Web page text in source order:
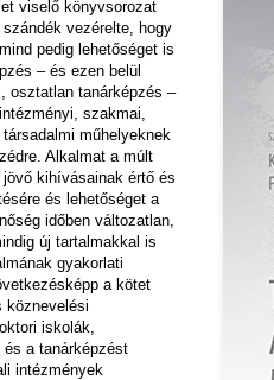
viselő könyvsorozat
vezérelte, hogy
pedig lehetőséget is
– és ezen belül
osztatlan tanárképzés –
szakmai,
műhelyeknek
Alkalmat a múlt
kihívásainak értő és
és lehetőséget a
időben változatlan,
új tartalmakkal is
gyakorlati
a kötet
köznevelési
iskolák,
a tanárképzést
intézmények